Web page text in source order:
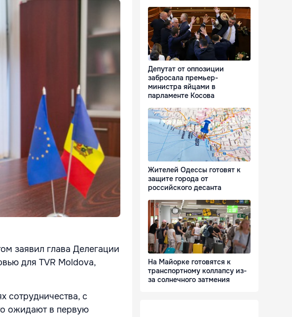
заявил глава Делегации
для TVR Moldova,
сотрудничества, с
ожидают в первую
Депутат от оппозиции
забросала премьер-
министра яйцами в
парламенте Косова
Жителей Одессы готовят к
защите города от
российского десанта
На Майорке готовятся к
транспортному коллапсу из-
за солнечного затмения